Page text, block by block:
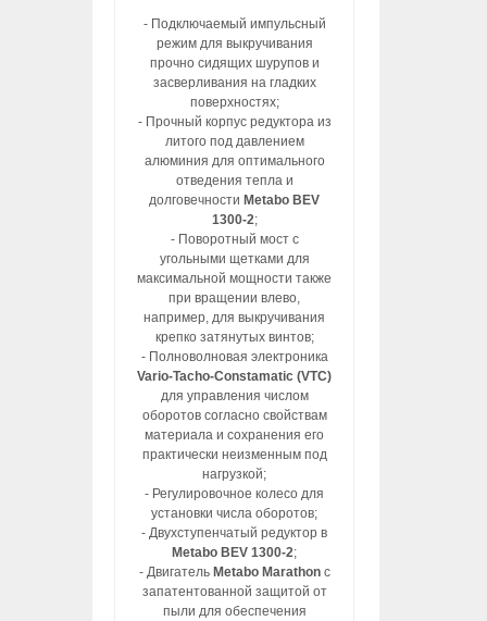
- Подключаемый импульсный
режим для выкручивания
прочно сидящих шурупов и
засверливания на гладких
поверхностях;
- Прочный корпус редуктора из
литого под давлением
алюминия для оптимального
отведения тепла и
долговечности Metabo BEV
1300-2;
- Поворотный мост с
угольными щетками для
максимальной мощности также
при вращении влево,
например, для выкручивания
крепко затянутых винтов;
- Полноволновая электроника
Vario-Tacho-Constamatic (VTC)
для управления числом
оборотов согласно свойствам
материала и сохранения его
практически неизменным под
нагрузкой;
- Регулировочное колесо для
установки числа оборотов;
- Двухступенчатый редуктор в
Metabo BEV 1300-2;
- Двигатель Metabo Marathonс
запатентованной защитой от
пыли для обеспечения